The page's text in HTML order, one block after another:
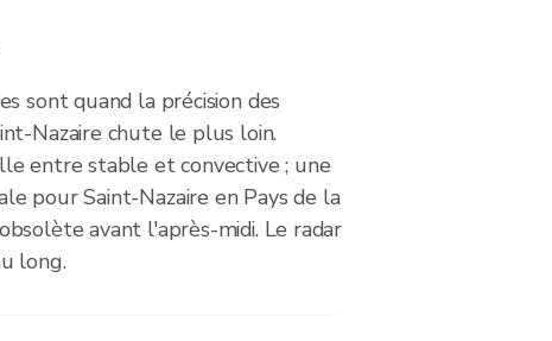
sont quand la précision des
Nazaire chute le plus loin.
entre stable et convective ; une
pour Saint-Nazaire en Pays de la
avant l'après-midi. Le radar
long.